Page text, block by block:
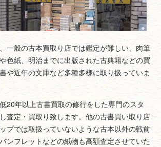
一般の古本買取り店では鑑定が難しい、肉筆
色紙、明治までに出版された古典籍などの買
や近年の文庫など多種多様に取り扱っていま
20年以上古書買取の修行をした専門のスタ
査定・買取り致します。他の古書買い取り店
プでは取扱っていないような古本以外の戦前
ンフレットなどの紙物も高額査定させていた